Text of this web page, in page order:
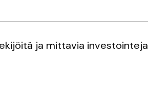
ja mittavia investointeja